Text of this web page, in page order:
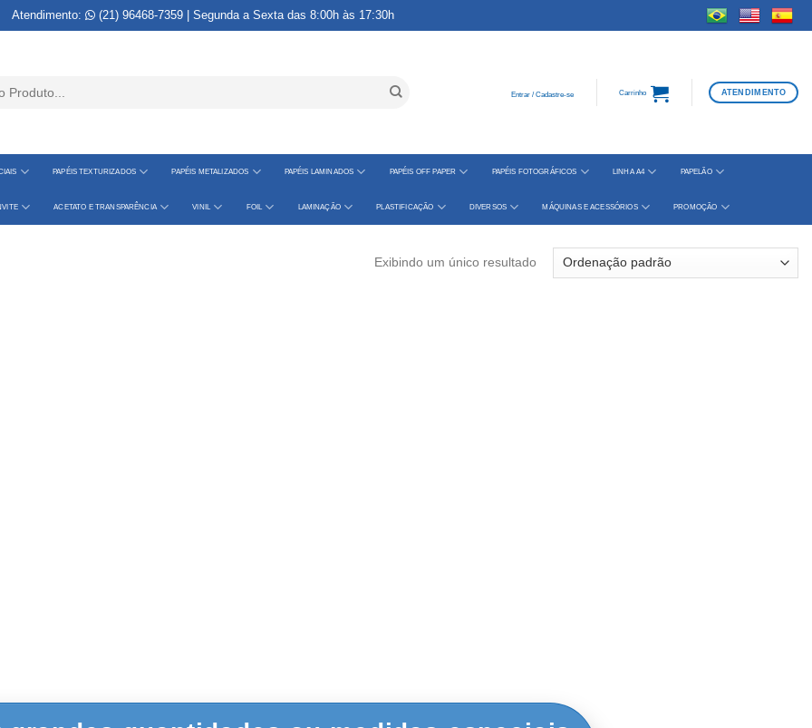
Atendimento: (21) 96468-7359 | Segunda a Sexta das 8:00h às 17:30h
Entrar / Cadastre-se Carrinho ATENDIMENTO
PAPÉIS TEXTURIZADOS PAPÉIS METALIZADOS PAPÉIS LAMINADOS PAPÉIS OFF PAPER PAPÉIS FOTOGRÁFICOS LINHA A4 PAPELÃO
ACETATO E TRANSPARÊNCIA VINIL FOIL LAMINAÇÃO PLASTIFICAÇÃO DIVERSOS MÁQUINAS E ACESSÓRIOS PROMOÇÃO
Exibindo um único resultado